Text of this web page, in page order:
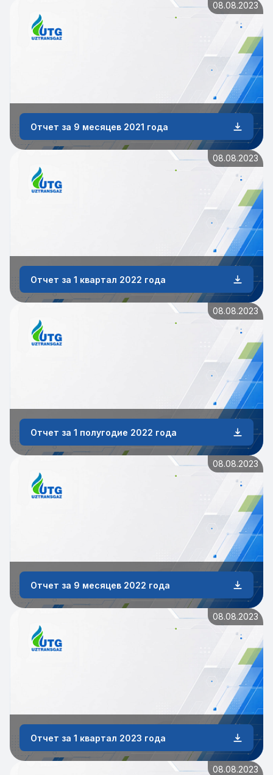
08.08.2023
Отчет за 9 месяцев 2021 года
08.08.2023
Отчет за 1 квартал 2022 года
08.08.2023
Отчет за 1 полугодие 2022 года
08.08.2023
Отчет за 9 месяцев 2022 года
08.08.2023
Отчет за 1 квартал 2023 года
08.08.2023